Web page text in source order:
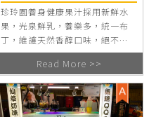
珍玲園養身健康果汁採用新鮮水
果，光泉鮮乳，養樂多，統一布
丁，維護天然香醇口味，絕不添
加任何人工香料，濃縮汁及色
素，不加水，原汁原味，保證健
康好喝。 產品介紹: 養身飲品:南
瓜牛奶，黃金地瓜牛奶，大甲芋
頭牛奶（全部材料當天現蒸，絕
Read More >>